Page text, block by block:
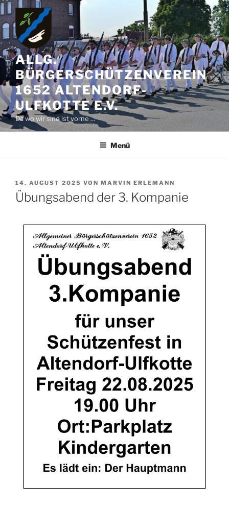
Zum
Inhalt
springen
ALLG.
BÜRGERSCHÜTZENVEREIN
1652 ALTENDORF-
ULFKOTTE E.V.
Da wo wir sind ist vorne …
Menü
VERÖFFENTLICHT
AM
14. AUGUST 2025 VON MARVIN ERLEMANN
Übungsabend der 3. Kompanie